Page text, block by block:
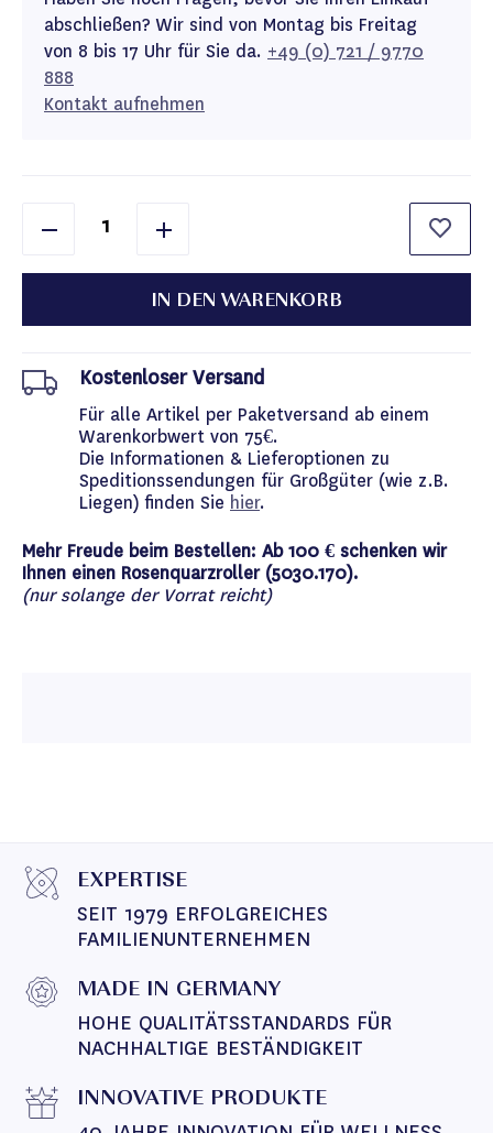
abschließen? Wir sind von Montag bis Freitag
von 8 bis 17 Uhr für Sie da. +49 (0) 721 / 9770
888
Kontakt aufnehmen
IN DEN WARENKORB
Kostenloser Versand
Für alle Artikel per Paketversand ab einem
Warenkorbwert von 75€.
Die Informationen & Lieferoptionen zu
Speditionssendungen für Großgüter (wie z.B.
Liegen) finden Sie hier.
Mehr Freude beim Bestellen: Ab 100 € schenken wir
Ihnen einen Rosenquarzroller (5030.170).
(nur solange der Vorrat reicht)
EXPERTISE
SEIT 1979 ERFOLGREICHES
FAMILIENUNTERNEHMEN
MADE IN GERMANY
HOHE QUALITÄTSSTANDARDS FÜR
NACHHALTIGE BESTÄNDIGKEIT
INNOVATIVE PRODUKTE